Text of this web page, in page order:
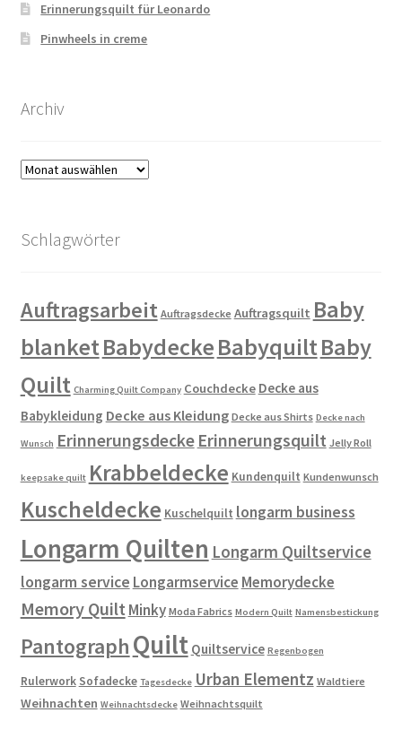
Erinnerungsquilt für Leonardo
Pinwheels in creme
Archiv
Archiv
Schlagwörter
Auftragsarbeit Auftragsdecke Auftragsquilt Baby
blanketBabydeckeBabyquiltBaby
Quilt Charming Quilt Company Couchdecke Decke aus
Babykleidung Decke aus Kleidung Decke aus Shirts Decke nach
Wunsch Erinnerungsdecke Erinnerungsquilt Jelly Roll
keepsake quilt Krabbeldecke Kundenquilt Kundenwunsch
Kuscheldecke Kuschelquilt longarm business
Longarm Quilten Longarm Quiltservice
longarm service Longarmservice Memorydecke
Memory Quilt Minky Moda Fabrics Modern Quilt Namensbestickung
Pantograph Quilt Quiltservice Regenbogen
Rulerwork Sofadecke Tagesdecke Urban Elementz Waldtiere
Weihnachten Weihnachtsdecke Weihnachtsquilt